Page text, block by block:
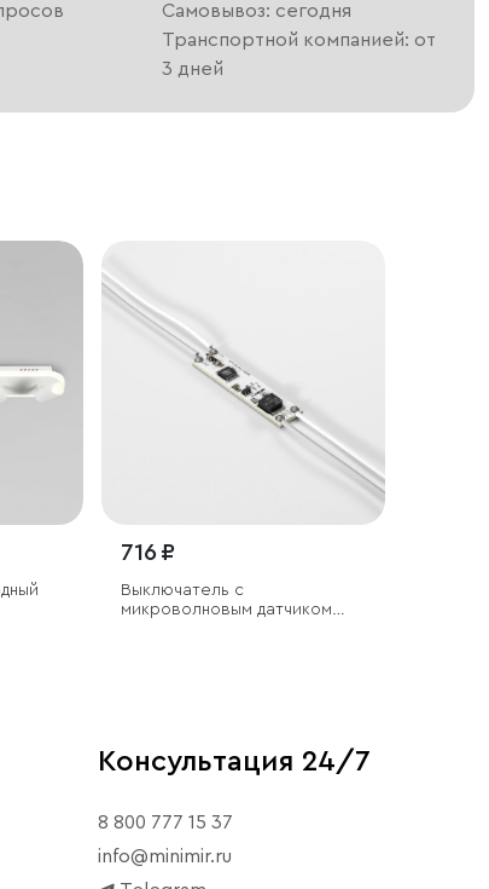
Самовывоз: сегодня
Транспортной компанией: от
3 дней
716 ₽
Выключатель с
микроволновым датчиком
Консультация 24/7
8 800 777 15 37
info@minimir.ru